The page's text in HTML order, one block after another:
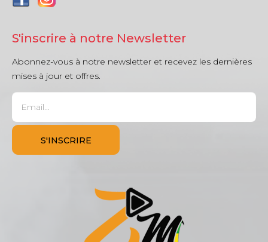
S'inscrire à notre Newsletter
Abonnez-vous à notre newsletter et recevez les dernières
mises à jour et offres.